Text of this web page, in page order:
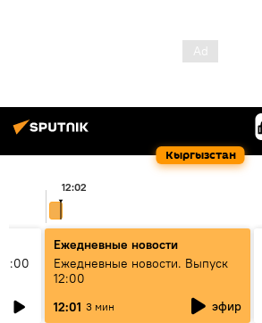
Кыргызстан
12:02
Ежедневные новости
Ежедневные новости. Выпуск
12:00
12:01 3 мин эфир